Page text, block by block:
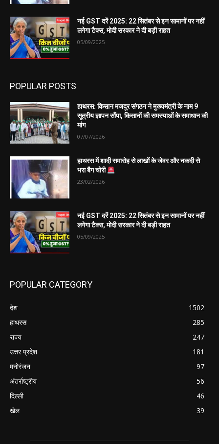
नई GST दरें 2025: 22 सितंबर से इन सामानों पर नहीं
लगेगा टैक्स, मोदी सरकार ने दी बड़ी राहत
05/09/2025
POPULAR POSTS
हाथरस: किसान मजदूर संगठन ने मुख्यमंत्री के नाम 9
सूत्रीय ज्ञापन सौंपा, किसानों की समस्याओं के समाधान की
मांग
07/07/2026
हाथरस में शादी समारोह से लाखों के जेवर और नकदी से
भरा बैग चोरी
23/02/2026
नई GST दरें 2025: 22 सितंबर से इन सामानों पर नहीं
लगेगा टैक्स, मोदी सरकार ने दी बड़ी राहत
05/09/2025
POPULAR CATEGORY
देश
1502
हाथरस
285
राज्य
247
उत्तर प्रदेश
181
मनोरंजन
97
अंतर्राष्ट्रीय
56
दिल्ली
46
खेल
39